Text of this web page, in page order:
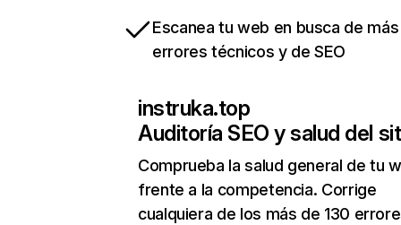
Escanea tu web en busca de
errores técnicos y de SEO
instruka.top
Auditoría SEO y salud del
Comprueba la salud general de tu
frente a la competencia. Corrige
cualquiera de los más de 130